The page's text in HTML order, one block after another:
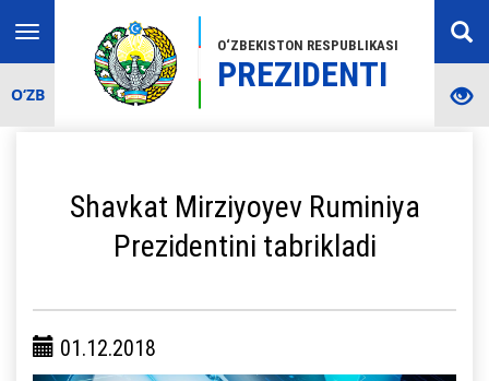
O‘ZBEKISTON RESPUBLIKASI
PREZIDENTI
Toggle
navigation
O‘ZB
Shavkat Mirziyoyev Ruminiya
Prezidentini tabrikladi
01.12.2018